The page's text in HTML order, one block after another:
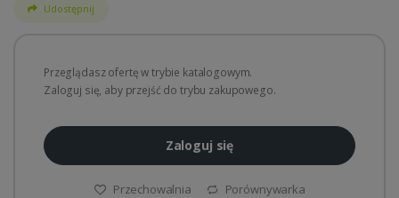
Udostępnij
Przeglądasz ofertę w trybie katalogowym.
Zaloguj się, aby przejść do trybu zakupowego.
Zaloguj się
Przechowalnia Porównywarka